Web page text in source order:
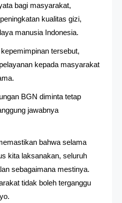
bagi masyarakat,
kualitas gizi,
manusia Indonesia.
tersebut,
kepada masyarakat
BGN diminta tetap
jawabnya
bahwa selama
kita laksanakan, seluruh
sebagaimana mestinya.
tidak boleh terganggu